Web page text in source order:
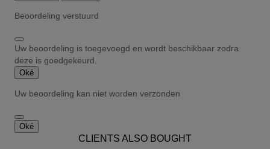
Beoordeling verstuurd
Uw beoordeling is toegevoegd en wordt beschikbaar zodra
deze is goedgekeurd.
Oké
Uw beoordeling kan niet worden verzonden
Oké
CLIENTS ALSO BOUGHT